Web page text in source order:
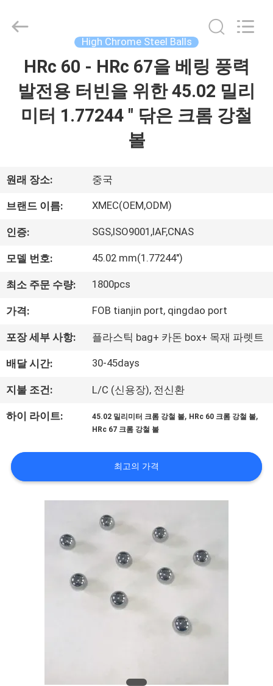
우
리
에
대
공
장
여
행
품
질
engineering
Reserved.
High Chrome Steel Balls
HRc 60 - HRc 67을 베링 풍력
발전용 터빈을 위한 45.02 밀리
미터 1.77244 " 닦은 크롬 강철
볼
원래 장소: 중국
브랜드 이름: XMEC(OEM,ODM)
인증: SGS,ISO9001,IAF,CNAS
모델 번호: 45.02 mm(1.77244")
최소 주문 수량: 1800pcs
가격: FOB tianjin port, qingdao port
포장 세부 사항: 플라스틱 bag+ 카돈 box+ 목재 파렛트
배달 시간: 30-45days
지불 조건: L/C (신용장), 전신환
하이 라이트: 45.02 밀리미터 크롬 강철 볼, HRc 60 크롬 강철 볼,
HRc 67 크롬 강철 볼
최고의 가격